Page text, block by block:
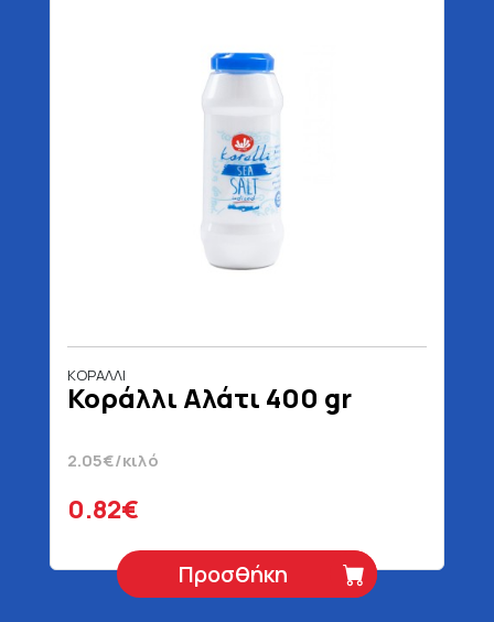
ΚΟΡΑΛΛΙ
Κοράλλι Αλάτι 400 gr
2.05€/κιλό
0.82€
Προσθήκη